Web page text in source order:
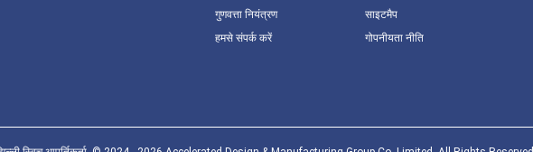
गुणवत्ता नियंत्रण
हमसे संपर्क करें
साइटमैप
गोपनीयता नीति